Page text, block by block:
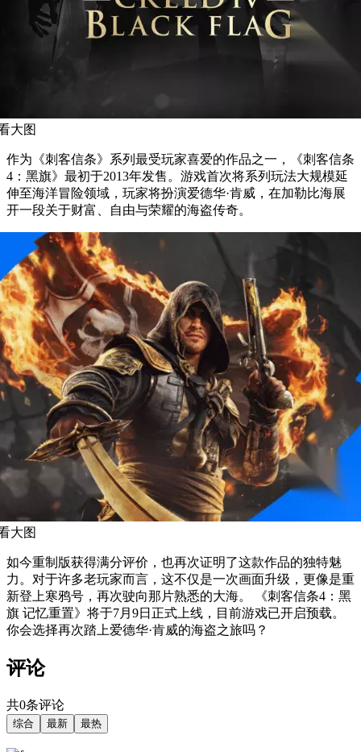
大图
作为《刺客信条》系列最受玩家喜爱的作品之一，《刺客信条
4：黑旗》最初于2013年发售。游戏首次将系列玩法大规模延
伸至海洋冒险领域，玩家将扮演爱德华·肯威，在加勒比海展
开一段关于财富、自由与荣耀的海盗传奇。
大图
如今重制版获得满分评价，也再次证明了这款作品的独特魅
力。对于许多老玩家而言，这不仅是一次画面升级，更像是重
新登上寒鸦号，再次驶向那片熟悉的大海。 《刺客信条4：黑
旗 记忆重置》将于7月9日正式上线，目前游戏已开启预载。
你会选择再次踏上爱德华·肯威的海盗之旅吗？
评论
共0条评论
综合 最新 最热